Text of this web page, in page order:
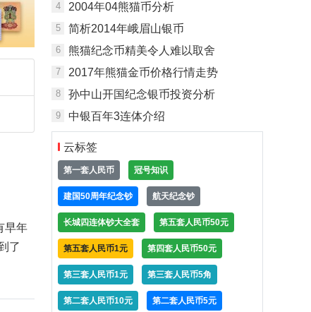
早年
了
4 2004年04熊猫币分析
5 简析2014年峨眉山银币
6 熊猫纪念币精美令人难以取舍
7 2017年熊猫金币价格行情走势
8 孙中山开国纪念银币投资分析
9 中银百年3连体介绍
云标签
第一套人民币 冠号知识
建国50周年纪念钞 航天纪念钞
长城四连体钞大全套 第五套人民币50元
第五套人民币1元 第四套人民币50元
第三套人民币1元 第三套人民币5角
第二套人民币10元 第二套人民币5元